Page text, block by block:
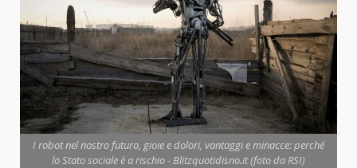
I robot nel nostro futuro, gioie e dolori, vantaggi e minacce: perché
lo Stato sociale è a rischio - Blitzquotidisno.it (foto da RSI)